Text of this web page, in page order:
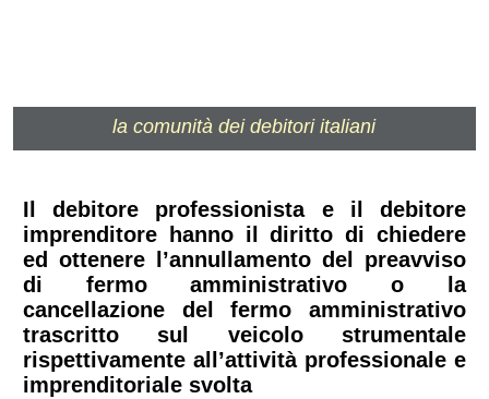
la comunità dei debitori italiani
Il debitore professionista e il debitore
imprenditore hanno il diritto di chiedere
ed ottenere l’annullamento del preavviso
di fermo amministrativo o la
cancellazione del fermo amministrativo
trascritto sul veicolo strumentale
rispettivamente all’attività professionale e
imprenditoriale svolta